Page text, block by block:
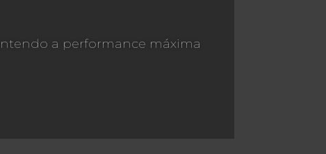
a performance máxima